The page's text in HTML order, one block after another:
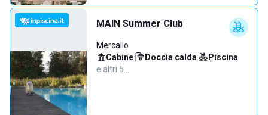
MAIN Summer Club
Mercallo
Cabine· Doccia calda· Piscina·
e altri 5…